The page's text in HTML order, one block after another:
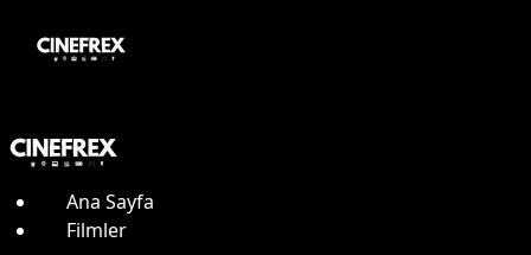
Ana Sayfa
Filmler